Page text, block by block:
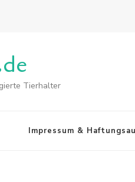
Tierhalter
Impressum &